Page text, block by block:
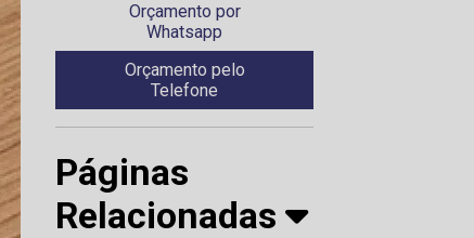
Orçamento por
Whatsapp
Orçamento pelo
Telefone
Páginas
Relacionadas